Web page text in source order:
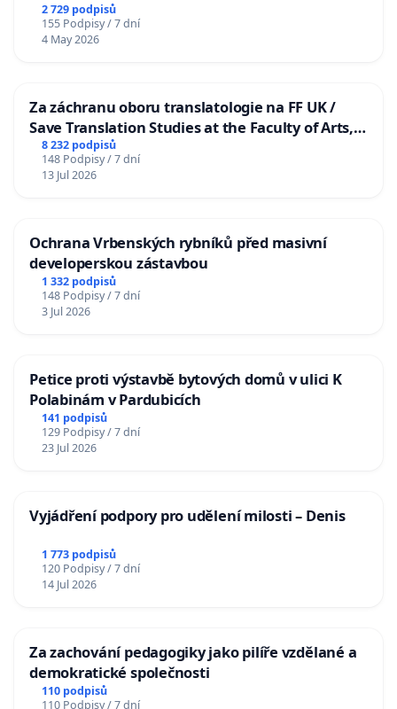
2 729 podpisů
155 Podpisy / 7 dní
4 May 2026
Za záchranu oboru translatologie na FF UK /
Save Translation Studies at the Faculty of Arts,
Charles University
8 232 podpisů
148 Podpisy / 7 dní
13 Jul 2026
Ochrana Vrbenských rybníků před masivní
developerskou zástavbou
1 332 podpisů
148 Podpisy / 7 dní
3 Jul 2026
Petice proti výstavbě bytových domů v ulici K
Polabinám v Pardubicích
141 podpisů
129 Podpisy / 7 dní
23 Jul 2026
Vyjádření podpory pro udělení milosti – Denis
1 773 podpisů
120 Podpisy / 7 dní
14 Jul 2026
Za zachování pedagogiky jako pilíře vzdělané a
demokratické společnosti
110 podpisů
110 Podpisy / 7 dní